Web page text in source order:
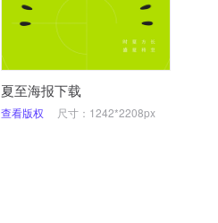
夏至海报下载
查看版权 尺寸：1242*2208px